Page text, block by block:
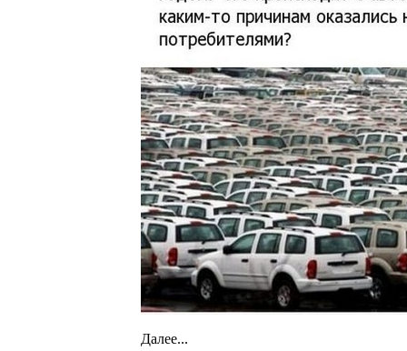
Далее...